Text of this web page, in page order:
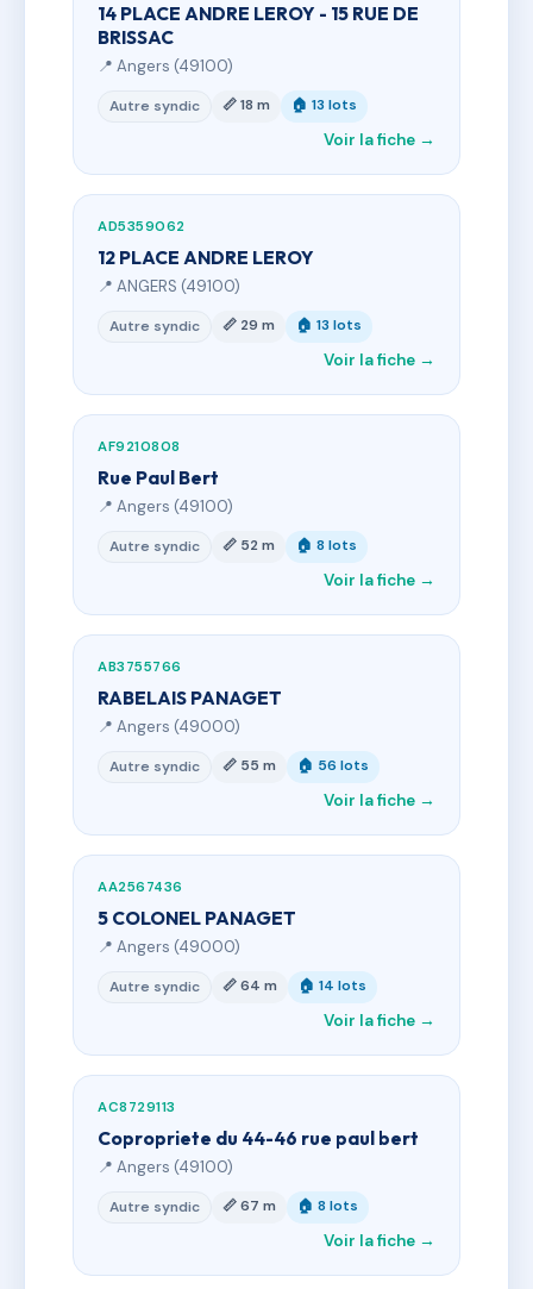
14 PLACE ANDRE LEROY - 15 RUE DE
BRISSAC
📍 Angers (49100)
Autre syndic 📏 18 m 🏠 13 lots
Voir la fiche →
AD5359062
12 PLACE ANDRE LEROY
📍 ANGERS (49100)
Autre syndic 📏 29 m 🏠 13 lots
Voir la fiche →
AF9210808
Rue Paul Bert
📍 Angers (49100)
Autre syndic 📏 52 m 🏠 8 lots
Voir la fiche →
AB3755766
RABELAIS PANAGET
📍 Angers (49000)
Autre syndic 📏 55 m 🏠 56 lots
Voir la fiche →
AA2567436
5 COLONEL PANAGET
📍 Angers (49000)
Autre syndic 📏 64 m 🏠 14 lots
Voir la fiche →
AC8729113
Copropriete du 44-46 rue paul bert
📍 Angers (49100)
Autre syndic 📏 67 m 🏠 8 lots
Voir la fiche →